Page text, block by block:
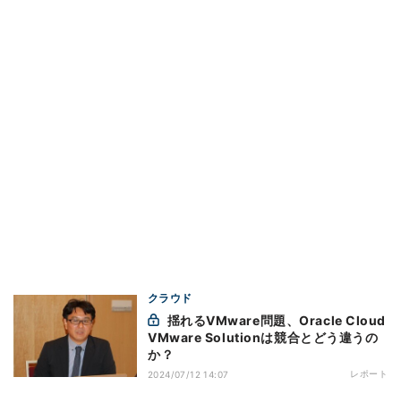
クラウド
VMware Solutionは競合とどう違うの
か？
2024/07/12 14:07 レポート